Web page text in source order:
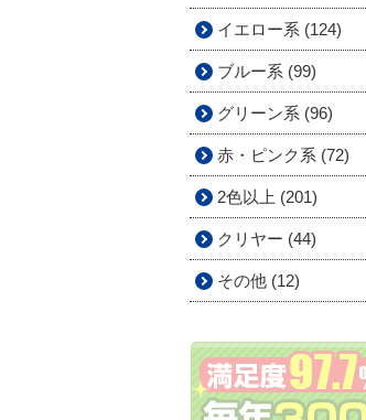
イエロー系 (124)
ブルー系 (99)
グリーン系 (96)
赤・ピンク系 (72)
2色以上 (201)
クリヤー (44)
その他 (12)